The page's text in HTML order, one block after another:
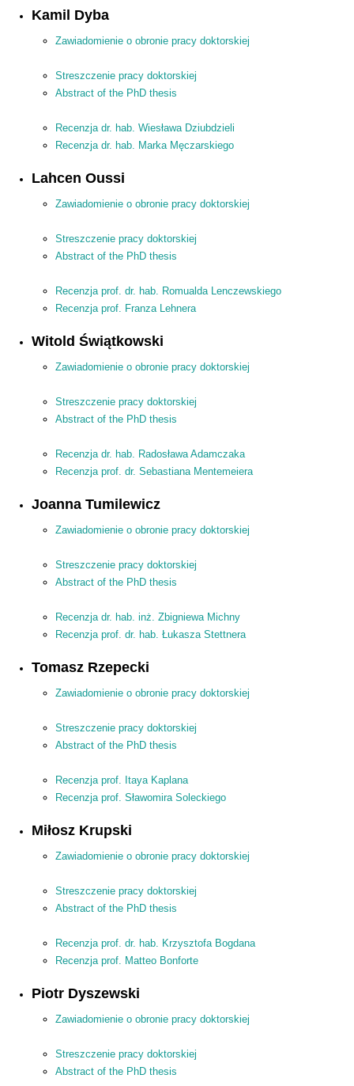
Kamil Dyba
Zawiadomienie o obronie pracy doktorskiej
Streszczenie pracy doktorskiej
Abstract of the PhD thesis
Recenzja dr. hab. Wiesława Dziubdzieli
Recenzja dr. hab. Marka Męczarskiego
Lahcen Oussi
Zawiadomienie o obronie pracy doktorskiej
Streszczenie pracy doktorskiej
Abstract of the PhD thesis
Recenzja prof. dr. hab. Romualda Lenczewskiego
Recenzja prof. Franza Lehnera
Witold Świątkowski
Zawiadomienie o obronie pracy doktorskiej
Streszczenie pracy doktorskiej
Abstract of the PhD thesis
Recenzja dr. hab. Radosława Adamczaka
Recenzja prof. dr. Sebastiana Mentemeiera
Joanna Tumilewicz
Zawiadomienie o obronie pracy doktorskiej
Streszczenie pracy doktorskiej
Abstract of the PhD thesis
Recenzja dr. hab. inż. Zbigniewa Michny
Recenzja prof. dr. hab. Łukasza Stettnera
Tomasz Rzepecki
Zawiadomienie o obronie pracy doktorskiej
Streszczenie pracy doktorskiej
Abstract of the PhD thesis
Recenzja prof. Itaya Kaplana
Recenzja prof. Sławomira Soleckiego
Miłosz Krupski
Zawiadomienie o obronie pracy doktorskiej
Streszczenie pracy doktorskiej
Abstract of the PhD thesis
Recenzja prof. dr. hab. Krzysztofa Bogdana
Recenzja prof. Matteo Bonforte
Piotr Dyszewski
Zawiadomienie o obronie pracy doktorskiej
Streszczenie pracy doktorskiej
Abstract of the PhD thesis